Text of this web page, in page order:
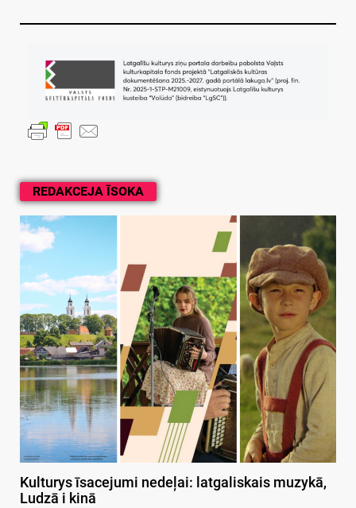
REDAKCEJA ĪSOKA
Kulturys īsacejumi nedeļai: latgaliskais muzykā,
Ludzā i kinā